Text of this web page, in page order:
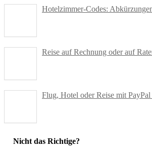
Hotelzimmer-Codes:
Reise auf Rechnung oder auf
Flug, Hotel oder Reise mit PayPal
Nicht das Richtige?